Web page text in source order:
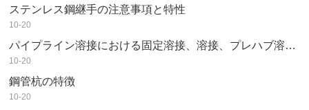
ステンレス鋼継手の注意事項と特性
10-20
パイプライン溶接における固定溶接、溶接、プレハブ溶接の違い
10-20
鋼管杭の特徴
10-20